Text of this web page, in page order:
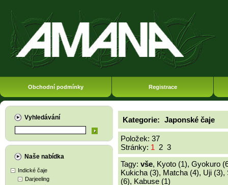
Obchodní podmínky Registrace
Vyhledávání
Naše nabídka
Indické čaje
Darjeeling
Kategorie: Japonské čaje
Položek: 37
Stránky: 1 2 3
Tagy: vše, Kyoto (1), Gyokuro
Kukicha (3), Matcha (4), Uji (3),
(6), Kabuse (1)